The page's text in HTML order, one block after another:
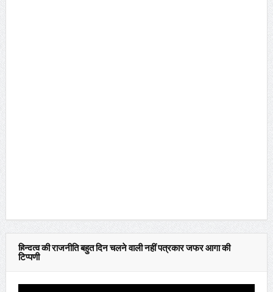
हिन्दुत्व की राजनीति बहुत दिन चलने वाली नहीं पत्रकार जफर आगा की
टिप्पणी